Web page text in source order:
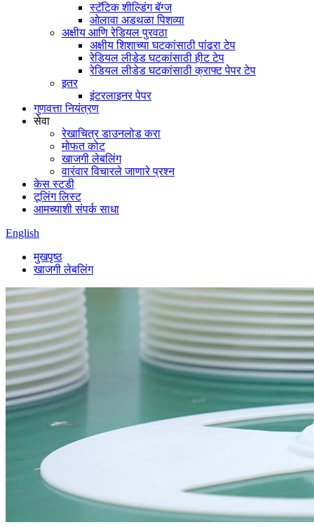
स्टॅटिक शील्डिंग बॅग्ज
ओलावा अडथळा पिशव्या
अक्षीय आणि रेडियल पुरवठा
अक्षीय शिशाच्या घटकांसाठी पांढरा टेप
रेडियल लीडेड घटकांसाठी हीट टेप
रेडियल लीडेड घटकांसाठी क्राफ्ट पेपर टेप
इतर
इंटरलाइनर पेपर
गुणवत्ता नियंत्रण
सेवा
रेखाचित्र डाउनलोड करा
मोफत कोट
खाजगी लेबलिंग
वारंवार विचारले जाणारे प्रश्न
केस स्टडी
टूलिंग लिस्ट
आमच्याशी संपर्क साधा
English
मुखपृष्ठ
खाजगी लेबलिंग